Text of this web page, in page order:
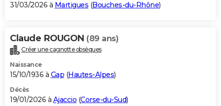
S'inscrire
Se connecter
Lycées
Collèges
Primaires
Universités
Entreprises
Service militaire
Avis de recherche
AVIS DE DÉCÈS
Bricolage
Lifestyle
Culture
Sport
Auto
Television
Voyage
Cinema
31/03/2026 à Martigues (Bouches-du-Rhône)
Claude ROUGON (89 ans)
Créer une cagnotte obsèques
Naissance
15/10/1936 à Gap (Hautes-Alpes)
Décès
19/01/2026 à Ajaccio (Corse-du-Sud)